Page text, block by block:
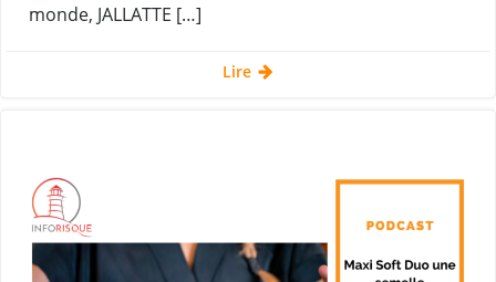
monde, JALLATTE […]
Lire